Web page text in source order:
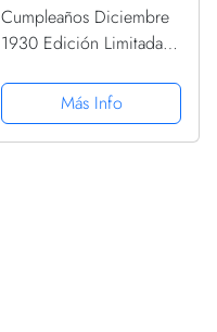
Cumpleaños Diciembre
1930 Edición Limitada
PopSockets PopGrip
Intercambiable
Más Info